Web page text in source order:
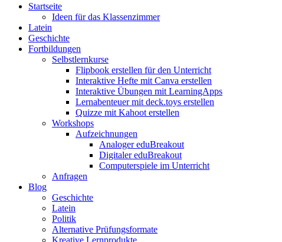
Startseite
Ideen für das Klassenzimmer
Latein
Geschichte
Fortbildungen
Selbstlernkurse
Flipbook erstellen für den Unterricht
Interaktive Hefte mit Canva erstellen
Interaktive Übungen mit LearningApps
Lernabenteuer mit deck.toys erstellen
Quizze mit Kahoot erstellen
Workshops
Aufzeichnungen
Analoger eduBreakout
Digitaler eduBreakout
Computerspiele im Unterricht
Anfragen
Blog
Geschichte
Latein
Politik
Alternative Prüfungsformate
Kreative Lernprodukte